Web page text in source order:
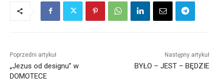
Poprzedni artykuł
„Jezus od designu” w
DOMOTECE
Następny artykuł
BYŁO – JEST – BĘDZIE